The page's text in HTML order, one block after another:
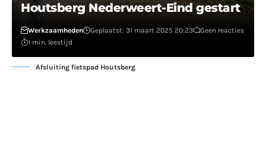
Houtsberg Nederweert-Eind gestart
Werkzaamheden Geplaatst: 31 maart 2025 20:23
Geen reacties
1 min. leestijd
Afsluiting fietspad Houtsberg